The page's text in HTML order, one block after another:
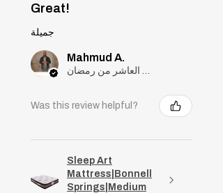
Great!
جميلة
Mahmud A.
Was this review helpful?
Sleep Art
Mattress|Bonnell
Springs|Medium